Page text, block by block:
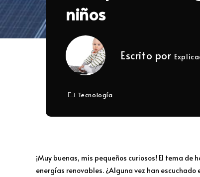
niños
Escrito por
Tecnología
¡Muy buenas, mis pequeños curiosos! El tema
energías renovables. ¿Alguna vez han